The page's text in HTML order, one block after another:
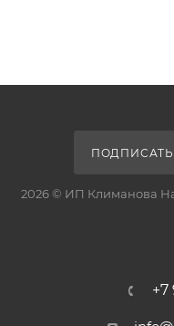
2026 © ИП Климанова
+7